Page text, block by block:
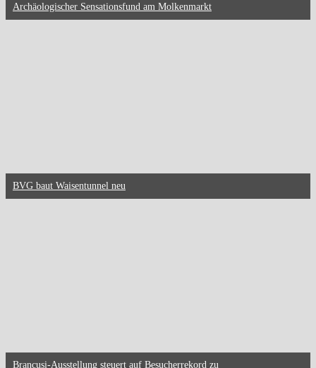
Archäologischer Sensationsfund am Molkenmarkt
BVG baut Waisentunnel neu
Brancusi-Ausstellung steuert auf Besucherrekord zu